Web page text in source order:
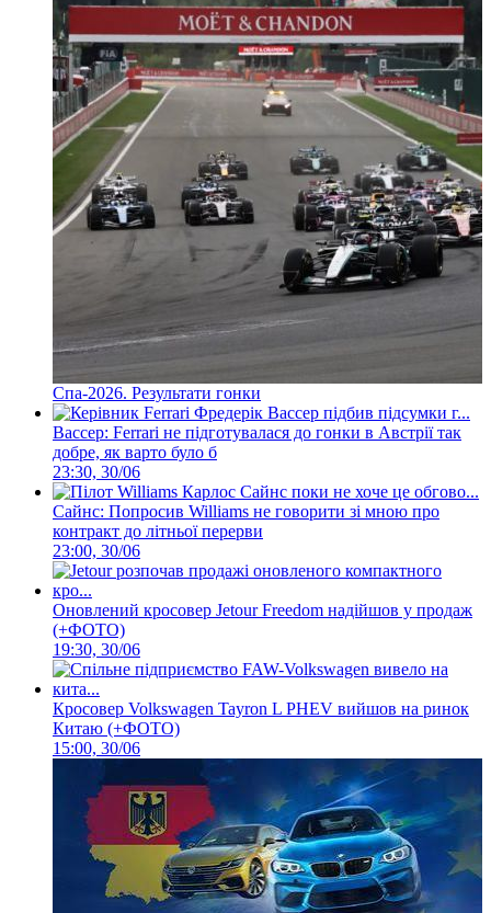
Спа-2026. Результати гонки
Вассер: Ferrari не підготувалася до гонки в Австрії так
добре, як варто було б
23:30, 30/06
Сайнс: Попросив Williams не говорити зі мною про
контракт до літньої перерви
23:00, 30/06
Оновлений кросовер Jetour Freedom надійшов у продаж
(+ФОТО)
19:30, 30/06
Кросовер Volkswagen Tayron L PHEV вийшов на ринок
Китаю (+ФОТО)
15:00, 30/06